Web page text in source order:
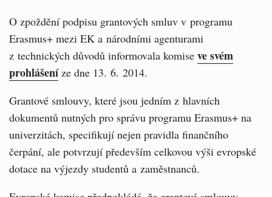
O zpoždění podpisu grantových smluv v programu
Erasmus+ mezi EK a národními agenturami
z technických důvodů informovala komise ve svém
prohlášeníze dne 13. 6. 2014.
Grantové smlouvy, které jsou jedním z hlavních
dokumentů nutných pro správu programu Erasmus+ na
univerzitách, specifikují nejen pravidla finančního
čerpání, ale potvrzují především celkovou výši evropské
dotace na výjezdy studentů a zaměstnanců.